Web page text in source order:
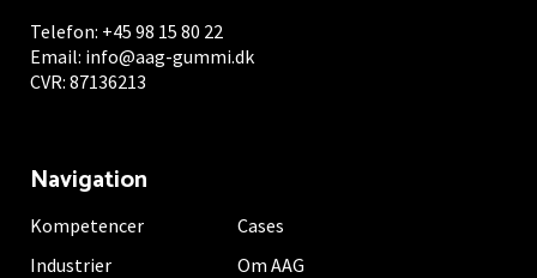
Telefon: +45 98 15 80 22
Email: info@aag-gummi.dk
CVR: 87136213
Navigation
Kompetencer
Industrier
Cases
Om AAG